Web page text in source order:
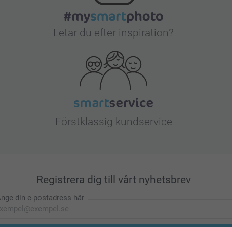
Letar du efter inspiration?
Förstklassig kundservice
Registrera dig till vårt nyhetsbrev
din e-postadress här